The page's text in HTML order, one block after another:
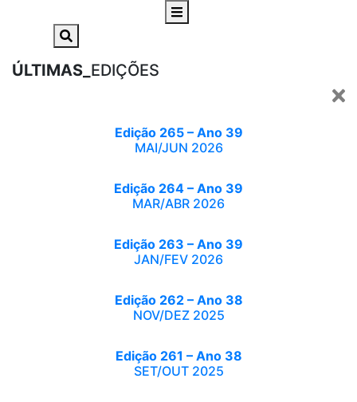
ÚLTIMAS_ EDIÇÕES
Edição 265 – Ano 39
MAI/JUN 2026
Edição 264 – Ano 39
MAR/ABR 2026
Edição 263 – Ano 39
JAN/FEV 2026
Edição 262 – Ano 38
NOV/DEZ 2025
Edição 261 – Ano 38
SET/OUT 2025